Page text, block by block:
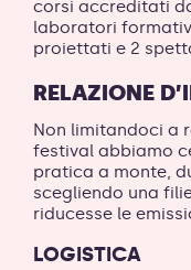
corsi accreditati
laboratori
proiettati e 2
RELAZIONE
Non limitandoci a
festival abbiamo
pratica a monte,
scegliendo una
riducesse le
LOGISTICA